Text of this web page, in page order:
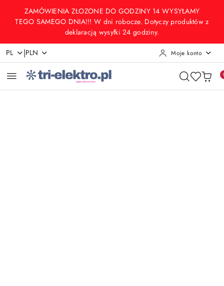
Przejdź do treści głównej
Przejdź do wyszukiwarki
Przejdź do moje konto
Przejdź do menu głównego
Przejdź do opisu produktu
Przejdź do stopki
ZAMÓWIENIA ZŁOZONE DO GODZINY 14 WYSYŁAMY
TEGO SAMEGO DNIA!!! W dni robocze. Dotyczy produktów z
deklaracją wysyłki 24 godziny.
PL |PLN Moje konto